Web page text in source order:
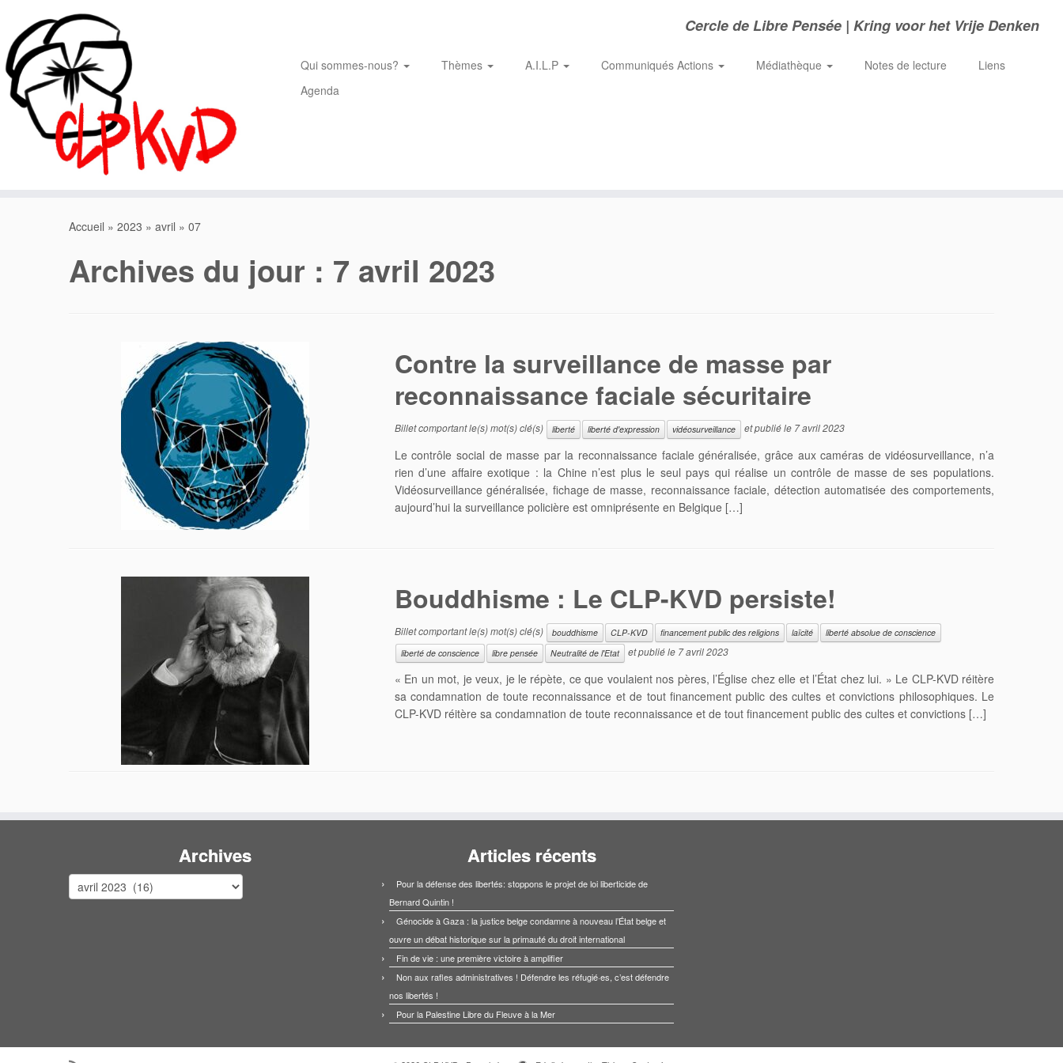
contenu
Cercle de Libre Pensée | Kring voor het Vrije Denken
Qui sommes-nous? Thèmes A.I.L.P Communiqués Actions Médiathèque Notes de lecture
Liens
Agenda
Accueil » 2023 » avril » 07
Archives du jour : 7 avril 2023
Contre la surveillance de masse par
reconnaissance faciale sécuritaire
Billet comportant le(s) mot(s) clé(s) liberté liberté d'expression vidéosurveillance et publié le 7 avril 2023
Le contrôle social de masse par la reconnaissance faciale généralisée, grâce aux caméras de vidéosurveillance, n’a
rien d’une affaire exotique : la Chine n’est plus le seul pays qui réalise un contrôle de masse de ses populations.
Vidéosurveillance généralisée, fichage de masse, reconnaissance faciale, détection automatisée des comportements,
aujourd’hui la surveillance policière est omniprésente en Belgique […]
Bouddhisme : Le CLP-KVD persiste!
Billet comportant le(s) mot(s) clé(s) bouddhisme CLP-KVD financement public des religions laïcité
liberté absolue de conscience
liberté de conscience
libre pensée Neutralité de l'Etat et publié le 7 avril 2023
« En un mot, je veux, je le répète, ce que voulaient nos pères, l’Église chez elle et l’État chez lui. » Le CLP-KVD réitère
sa condamnation de toute reconnaissance et de tout financement public des cultes et convictions philosophiques. Le
CLP-KVD réitère sa condamnation de toute reconnaissance et de tout financement public des cultes et convictions […]
Archives
Archives
Articles récents
Pour la défense des libertés: stoppons le projet de loi liberticide de
Bernard Quintin !
Génocide à Gaza : la justice belge condamne à nouveau l’État belge et
ouvre un débat historique sur la primauté du droit international
Fin de vie : une première victoire à amplifier
Non aux rafles administratives ! Défendre les réfugié·es, c’est défendre
nos libertés !
Pour la Palestine Libre du Fleuve à la Mer